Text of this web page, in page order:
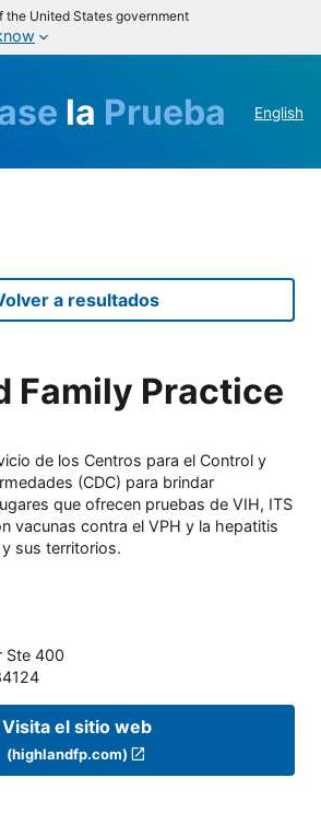
the United States government
la Prueba English
a resultados
Family Practice
de los Centros para el Control y
(CDC) para brindar
que ofrecen pruebas de VIH, ITS
vacunas contra el VPH y la hepatitis
sus territorios.
Ste 400
Visita el sitio web
(highlandfp.com)